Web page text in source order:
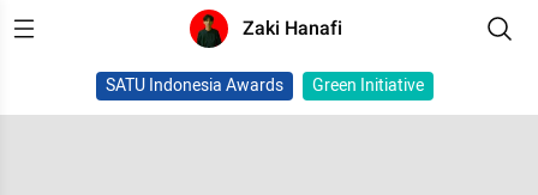
Zaki Hanafi
SATU Indonesia Awards Green Initiative